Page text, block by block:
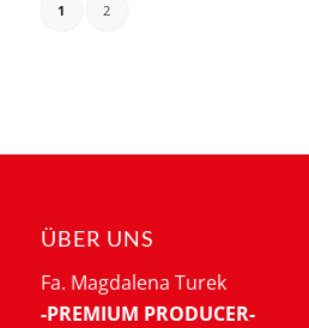
1 2
ÜBER UNS
Fa. Magdalena Turek
-PREMIUM PRODUCER-